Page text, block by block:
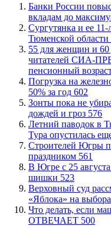
​Банки России
вкладам до
Сургутянка и ее
Тюменской области
​55 для женщин и
читателей СИА-
пенсионный
​Погрузка на
50% за год 602
​Зонты пока не
дождей и гроз 576
​Летний паводок в
Тура опустилась
​Строителей Югры
праздником 561
​В Югре с 25
шишки 523
​Верховный суд
«Яблока» на
​Что делать, если
ОТВЕЧАЕТ 500